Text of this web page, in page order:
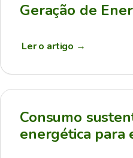
Geração de
Ler o artigo →
Consumo
energética para